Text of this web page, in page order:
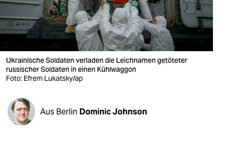
wahrheit
verlag
verlag
veranstaltungen
shop
fragen & hilfe
Ukrainische Soldaten verladen die Leichnamen getöteter
russischer Soldaten in einen Kühlwaggon
Foto: Efrem Lukatsky/ap
Aus Berlin Dominic Johnson